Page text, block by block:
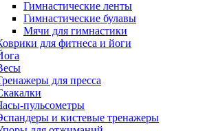
Гимнастические ленты
Гимнастические булавы
Мячи для гимнастики
для фитнеса и йоги
для пресса
пульсометры
и кистевые тренажеры